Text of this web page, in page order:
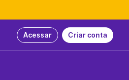
Acessar Criar conta